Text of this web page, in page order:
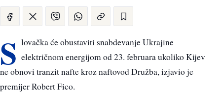
S lovačka će obustaviti snabdevanje Ukrajine
električnom energijom od 23. februara ukoliko Kijev
ne obnovi tranzit nafte kroz naftovod Družba, izjavio je
premijer Robert Fico.